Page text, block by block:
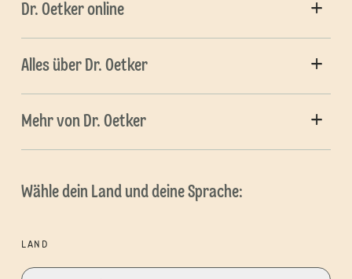
Dr. Oetker online
Alles über Dr. Oetker
Mehr von Dr. Oetker
Wähle dein Land und deine Sprache:
LAND